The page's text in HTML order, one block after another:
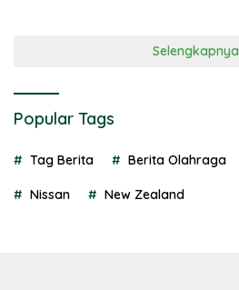
Selengkapnya
Popular Tags
Tag Berita Berita Olahraga
Nissan New Zealand